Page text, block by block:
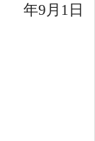
年9 月 1 日